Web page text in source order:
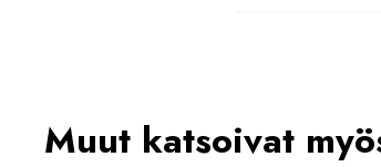
Muut katsoivat